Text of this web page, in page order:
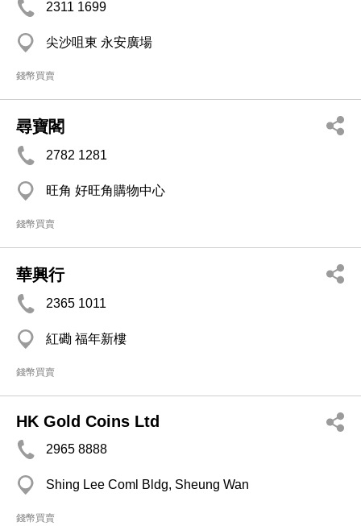
2311 1699
尖沙咀東 永安廣場
錢幣買賣
尋寶閣
2782 1281
旺角 好旺角購物中心
錢幣買賣
華興行
2365 1011
紅磡 福年新樓
錢幣買賣
HK Gold Coins Ltd
2965 8888
Shing Lee Coml Bldg, Sheung Wan
錢幣買賣